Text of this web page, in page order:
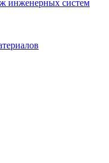
инженерных систем